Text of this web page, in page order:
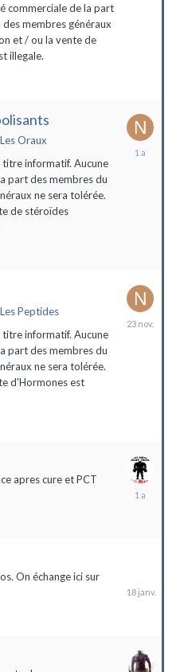
commerciale de la part
membres généraux
et / ou la vente de
illegale.
Les Oraux
informatif. Aucune
part des membres du
ne sera tolérée.
de stéroïdes
Les Peptides
informatif. Aucune
part des membres du
ne sera tolérée.
d'Hormones est
23
apres cure et PCT
13
On échange ici sur